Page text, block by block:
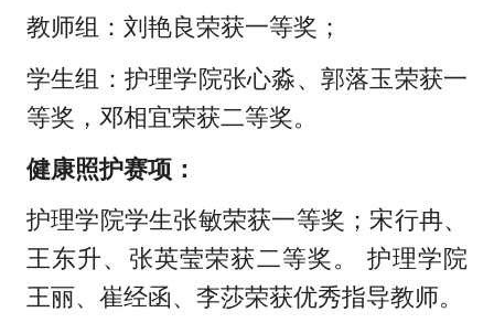
教师组：刘艳良荣获一等奖；
学生组：护理学院张心淼、郭落玉荣获一
等奖，邓相宜荣获二等奖。
健康照护赛项：
护理学院学生张敏荣获一等奖；宋行冉、
王东升、张英莹荣获二等奖。 护理学院
王丽、崔经函、李莎荣获优秀指导教师。